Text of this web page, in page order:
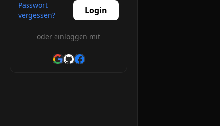
Passwort
vergessen?
Login
oder einloggen mit